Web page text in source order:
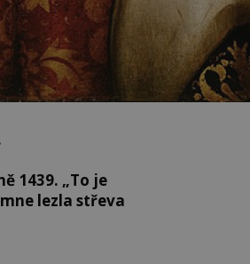
1439. „To je
lezla střeva